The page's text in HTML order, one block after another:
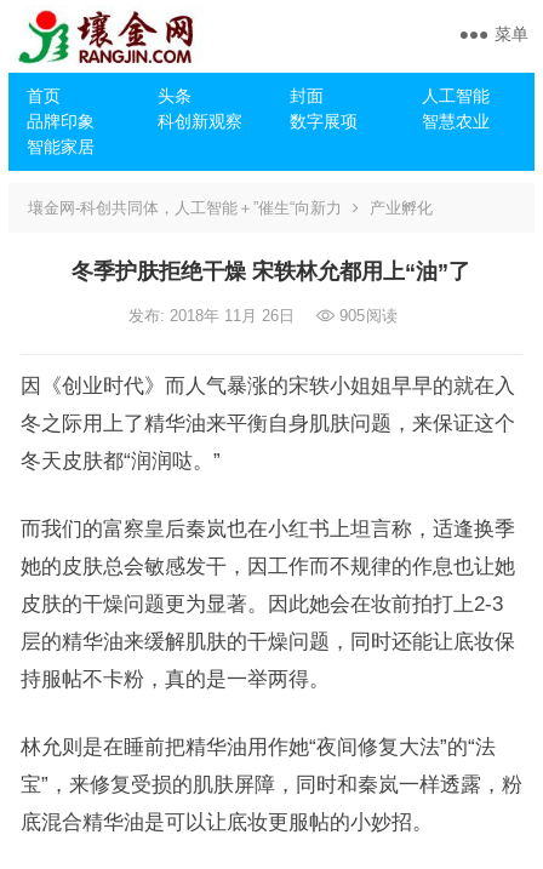
首页 头条 封面
人工智能
品牌印象
科创新观察 数字展项
智慧农业
智能家居
菜单
壤金网-科创共同体，人工智能＋”催生“向新力 产业孵化
冬季护肤拒绝干燥 宋轶林允都用上“油”了
发布: 2018年 11月 26日 905阅读
因《创业时代》而人气暴涨的宋轶小姐姐早早的就在入
冬之际用上了精华油来平衡自身肌肤问题，来保证这个
冬天皮肤都“润润哒。”
而我们的富察皇后秦岚也在小红书上坦言称，适逢换季
她的皮肤总会敏感发干，因工作而不规律的作息也让她
皮肤的干燥问题更为显著。因此她会在妆前拍打上2-3
层的精华油来缓解肌肤的干燥问题，同时还能让底妆保
持服帖不卡粉，真的是一举两得。
林允则是在睡前把精华油用作她“夜间修复大法”的“法
宝”，来修复受损的肌肤屏障，同时和秦岚一样透露，粉
底混合精华油是可以让底妆更服帖的小妙招。